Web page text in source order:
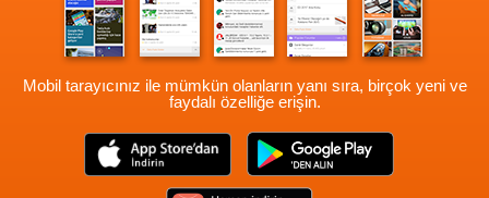
Mobil tarayıcınız ile mümkün olanların yanı sıra, birçok yeni ve
faydalı özelliğe erişin.